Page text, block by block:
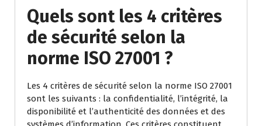
Quels sont les 4 critères
de sécurité selon la
norme ISO 27001 ?
Les 4 critères de sécurité selon la norme ISO 27001
sont les suivants : la confidentialité, l’intégrité, la
disponibilité et l’authenticité des données et des